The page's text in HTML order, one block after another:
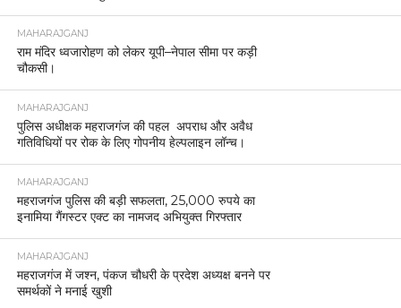
MAHARAJGANJ
राम मंदिर ध्वजारोहण को लेकर यूपी–नेपाल सीमा पर कड़ी
चौकसी।
MAHARAJGANJ
पुलिस अधीक्षक महराजगंज की पहल अपराध और अवैध
गतिविधियों पर रोक के लिए गोपनीय हेल्पलाइन लॉन्च।
MAHARAJGANJ
महराजगंज पुलिस की बड़ी सफलता, 25,000 रुपये का
इनामिया गैंगस्टर एक्ट का नामजद अभियुक्त गिरफ्तार
MAHARAJGANJ
महराजगंज में जश्न, पंकज चौधरी के प्रदेश अध्यक्ष बनने पर
समर्थकों ने मनाई खुशी